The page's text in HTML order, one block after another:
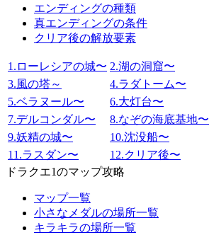
エンディングの種類
真エンディングの条件
クリア後の解放要素
1.ローレシアの城〜 2.湖の洞窟〜
3.風の塔～
4.ラダトーム〜
5.ベラヌール〜
6.大灯台〜
7.デルコンダル〜
8.なぞの海底基地〜
9.妖精の城〜
10.沈没船〜
11.ラスダン〜
12.クリア後〜
ドラクエ1のマップ攻略
マップ一覧
小さなメダルの場所一覧
キラキラの場所一覧